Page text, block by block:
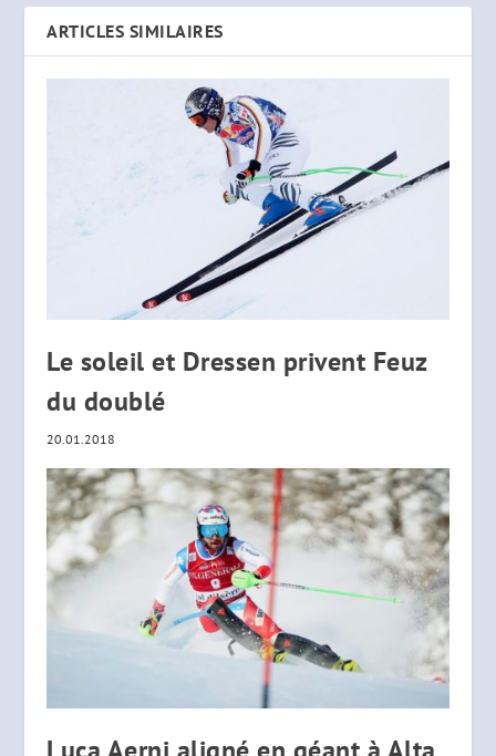
ARTICLES SIMILAIRES
Le soleil et Dressen privent Feuz
du doublé
20.01.2018